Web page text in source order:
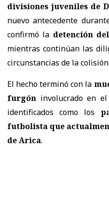
divisiones juveniles de
nuevo antecedente
confirmó la detención
mientras continúan las
circunstancias de la colisión.
El hecho terminó con la
furgón involucrado en
identificados como los
futbolista que
de Arica.